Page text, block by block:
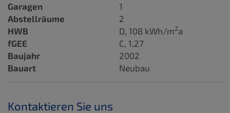
Garagen
1
Abstellräume
2
HWB
D, 108 kWh/m2a
fGEE
C, 1,27
Baujahr
2002
Bauart
Neubau
Kontaktieren Sie uns